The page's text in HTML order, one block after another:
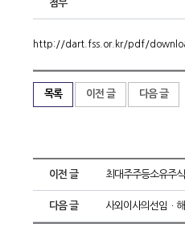
첨부
http://dart.fss.or.kr/pdf/
목록 이전 글 다음 글
이전 글 최대주주등소유주
다음 글 사외이사의선임ㆍ